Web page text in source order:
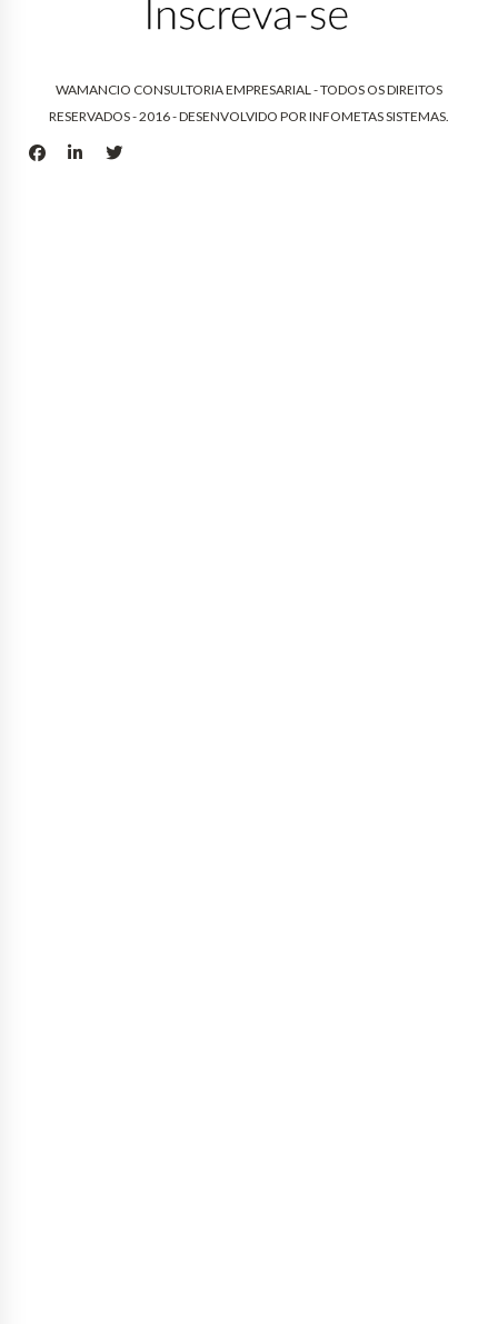
WAMANCIO CONSULTORIA EMPRESARIAL - TODOS OS DIREITOS
RESERVADOS - 2016 - DESENVOLVIDO PORINFOMETAS SISTEMAS.